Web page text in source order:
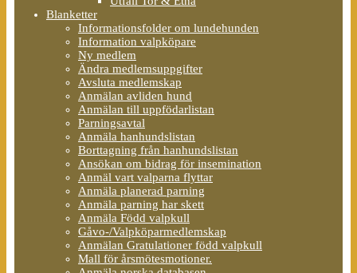
Blanketter
Informationsfolder om lundehunden
Information valpköpare
Ny medlem
Ändra medlemsuppgifter
Avsluta medlemskap
Anmälan avliden hund
Anmälan till uppfödarlistan
Parningsavtal
Anmäla hanhundslistan
Borttagning från hanhundslistan
Ansökan om bidrag för insemination
Anmäl vart valparna flyttar
Anmäla planerad parning
Anmäla parning har skett
Anmäla Född valpkull
Gåvo-/Valpköparmedlemskap
Anmälan Gratulationer född valpkull
Mall för årsmötesmotioner.